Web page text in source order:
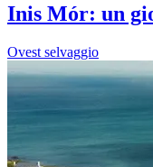
Inis Mór: un
Ovest selvaggio